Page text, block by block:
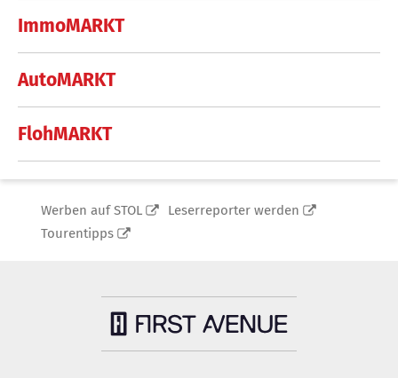
ImmoMARKT
AutoMARKT
FlohMARKT
Werben auf STOL
Leserreporter werden
Tourentipps